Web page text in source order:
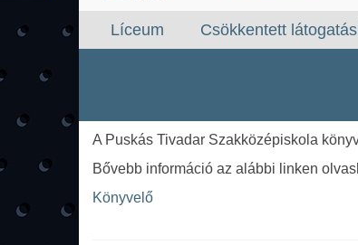
Líceum Csökkentett
A Puskás Tivadar Szakközépiskola
Bővebb információ az alábbi linken
Könyvelő